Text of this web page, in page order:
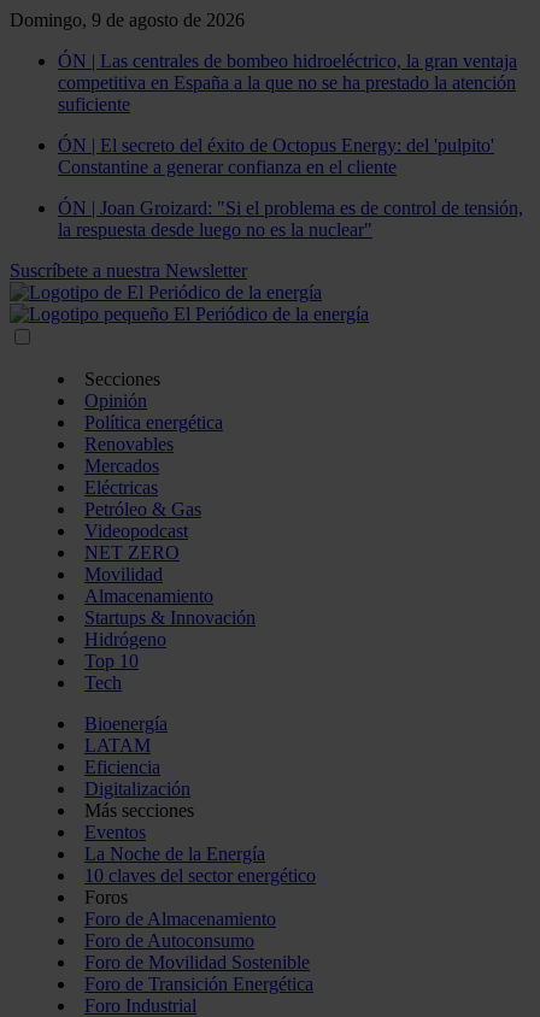
Domingo, 9 de agosto de 2026
ÓN | Las centrales de bombeo hidroeléctrico, la gran ventaja
competitiva en España a la que no se ha prestado la atención
suficiente
ÓN | El secreto del éxito de Octopus Energy: del 'pulpito'
Constantine a generar confianza en el cliente
ÓN | Joan Groizard: "Si el problema es de control de tensión,
la respuesta desde luego no es la nuclear"
Suscríbete a nuestra Newsletter
Secciones
Opinión
Política energética
Renovables
Mercados
Eléctricas
Petróleo & Gas
Videopodcast
NET ZERO
Movilidad
Almacenamiento
Startups & Innovación
Hidrógeno
Top 10
Tech
Bioenergía
LATAM
Eficiencia
Digitalización
Más secciones
Eventos
La Noche de la Energía
10 claves del sector energético
Foros
Foro de Almacenamiento
Foro de Autoconsumo
Foro de Movilidad Sostenible
Foro de Transición Energética
Foro Industrial